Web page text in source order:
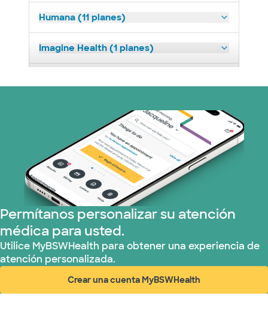
Humana (11 planes)
Imagine Health (1 planes)
Medicare (2 planes)
Nebraska Furniture Mart (3 planes)
Red PHCS (1 planes)
Prism Electric (1 planes)
Plan de Salud Superior (3 planes)
TriWest HealthCare (2 planes)
United HealthCare (28 planes)
Permítanos personalizar su atención
médica para usted.
Utilice MyBSWHealth para obtener una experiencia de
atención personalizada.
Crear una cuenta MyBSWHealth
(abre en ventana nueva)